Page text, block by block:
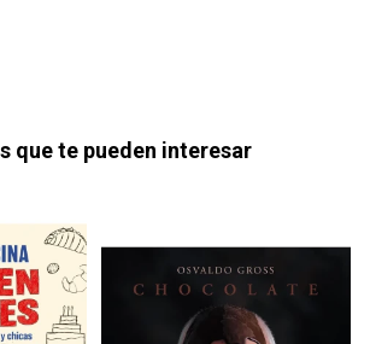
que te pueden interesar